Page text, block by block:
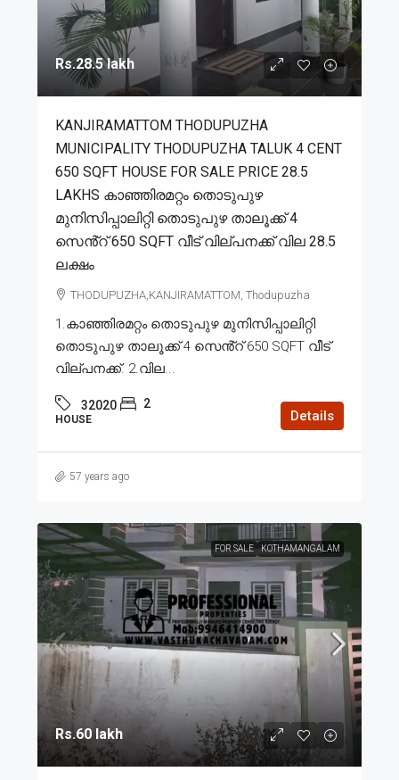
Rs.28.5 lakh
KANJIRAMATTOM THODUPUZHA
MUNICIPALITY THODUPUZHA TALUK 4 CENT
650 SQFT HOUSE FOR SALE PRICE 28.5
LAKHS കാഞ്ഞിരമറ്റം തൊടുപുഴ
മുനിസിപ്പാലിറ്റി തൊടുപുഴ താലൂക്ക് 4
സെൻ്റ് 650 SQFT വീട് വില്പനക്ക് വില 28.5
ലക്ഷം
THODUPUZHA,KANJIRAMATTOM, Thodupuzha
1.കാഞ്ഞിരമറ്റം തൊടുപുഴ മുനിസിപ്പാലിറ്റി
തൊടുപുഴ താലൂക്ക് 4 സെൻ്റ് 650 SQFT വീട്
വില്പനക്ക്. 2.വില...
32020 2
HOUSE Details
57 years ago
FOR SALE KOTHAMANGALAM
Rs.60 lakh